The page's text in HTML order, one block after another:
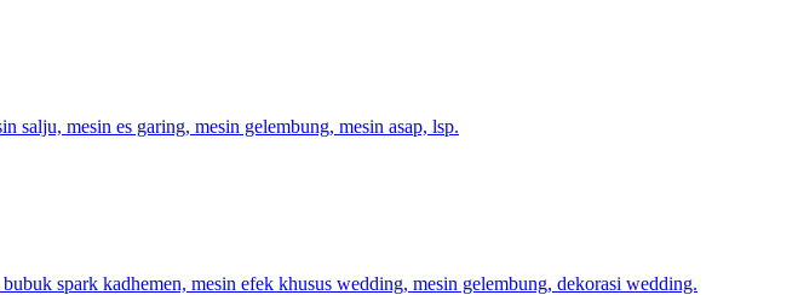
salju, mesin es garing, mesin gelembung, mesin asap, lsp.
spark kadhemen, mesin efek khusus wedding, mesin gelembung, dekorasi wedding.